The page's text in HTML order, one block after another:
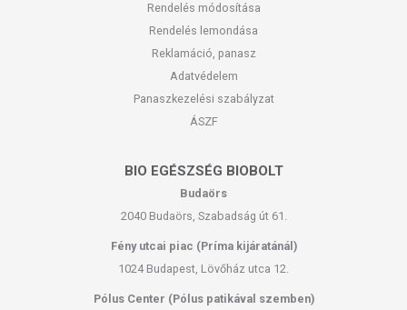
Rendelés módosítása
Rendelés lemondása
Reklamáció, panasz
Adatvédelem
Panaszkezelési szabályzat
ÁSZF
BIO EGÉSZSÉG BIOBOLT
Budaörs
2040 Budaörs, Szabadság út 61.
Fény utcai piac (Príma kijáratánál)
1024 Budapest, Lövőház utca 12.
Pólus Center (Pólus patikával szemben)